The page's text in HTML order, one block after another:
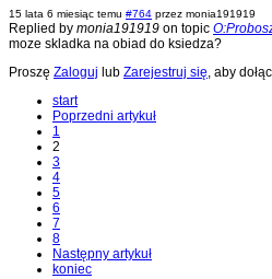
15 lata 6 miesiąc temu #764 przez monia191919
Replied by monia191919 on topic
moze skladka na obiad do ksiedza?
Proszę Zaloguj lub Zarejestruj się, aby
start
Poprzedni artykuł
1
2
3
4
5
6
7
8
Następny artykuł
koniec